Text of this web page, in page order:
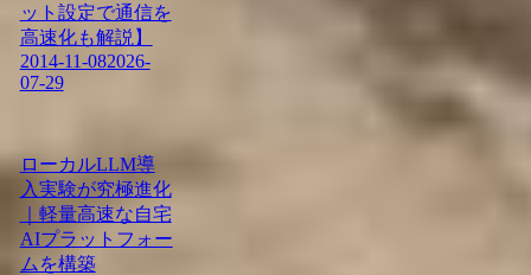
ット設定で通信を
高速化も解説】
2014-11-082026-
07-29
ローカルLLM導
入実験が究極進化
｜軽量高速な自宅
AIプラットフォー
ムを構築